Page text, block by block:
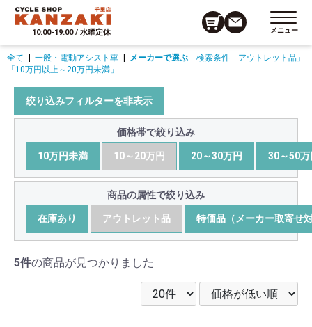
10:00-19:00 / 水曜定休 メニュー
全て 一般・電動アシスト車 メーカーで選ぶ 検索条件 「アウトレット品」
「10万円以上～20万円未満」
絞り込みフィルターを非表示
価格帯で絞り込み
10万円未満 10～20万円 20～30万円 30～50万
商品の属性で絞り込み
在庫あり アウトレット品 特価品（メーカー取寄せ
5件の商品が見つかりました